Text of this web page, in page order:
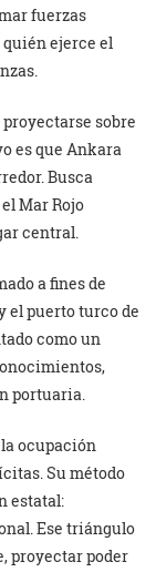
fuerzas
ejerce el
sobre
es que Ankara
Busca
Mar Rojo
central.
a fines de
el puerto turco de
como un
portuaria.
ocupación
Su método
estatal:
Ese triángulo
proyectar poder